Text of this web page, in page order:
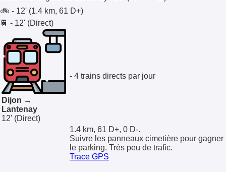
🚲 - 12' (1.4 km, 61 D+)
🚆 - 12' (Direct)
Dijon →
Lantenay
12' (Direct)
- 4 trains directs par jour
1.4 km, 61 D+, 0 D-.
Suivre les panneaux cimetière pour gagner
le parking. Très peu de trafic.
Trace GPS